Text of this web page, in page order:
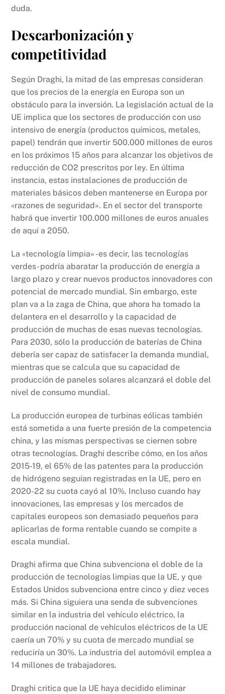
duda.
Descarbonización y
competitividad
Según Draghi, la mitad de las empresas consideran
que los precios de la energía en Europa son un
obstáculo para la inversión. La legislación actual de la
UE implica que los sectores de producción con uso
intensivo de energía (productos químicos, metales,
papel) tendrán que invertir 500.000 millones de euros
en los próximos 15 años para alcanzar los objetivos de
reducción de CO2 prescritos por ley. En última
instancia, estas instalaciones de producción de
materiales básicos deben mantenerse en Europa por
«razones de seguridad». En el sector del transporte
habrá que invertir 100.000 millones de euros anuales
de aquí a 2050.
La «tecnología limpia» -es decir, las tecnologías
verdes- podría abaratar la producción de energía a
largo plazo y crear nuevos productos innovadores con
potencial de mercado mundial. Sin embargo, este
plan va a la zaga de China, que ahora ha tomado la
delantera en el desarrollo y la capacidad de
producción de muchas de esas nuevas tecnologías.
Para 2030, sólo la producción de baterías de China
debería ser capaz de satisfacer la demanda mundial,
mientras que se calcula que su capacidad de
producción de paneles solares alcanzará el doble del
nivel de consumo mundial.
La producción europea de turbinas eólicas también
está sometida a una fuerte presión de la competencia
china, y las mismas perspectivas se ciernen sobre
otras tecnologías. Draghi describe cómo, en los años
2015-19, el 65% de las patentes para la producción
de hidrógeno seguían registradas en la UE, pero en
2020-22 su cuota cayó al 10%. Incluso cuando hay
innovaciones, las empresas y los mercados de
capitales europeos son demasiado pequeños para
aplicarlas de forma rentable cuando se compite a
escala mundial.
Draghi afirma que China subvenciona el doble de la
producción de tecnologías limpias que la UE, y que
Estados Unidos subvenciona entre cinco y diez veces
más. Si China siguiera una senda de subvenciones
similar en la industria del vehículo eléctrico, la
producción nacional de vehículos eléctricos de la UE
caería un 70% y su cuota de mercado mundial se
reduciría un 30%. La industria del automóvil emplea a
14 millones de trabajadores.
Draghi critica que la UE haya decidido eliminar